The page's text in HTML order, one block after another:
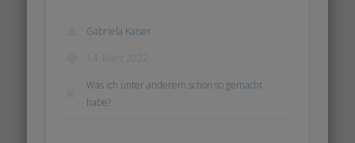
Gabriela Kaiser
Was ich unter anderem schon so gemacht
habe?